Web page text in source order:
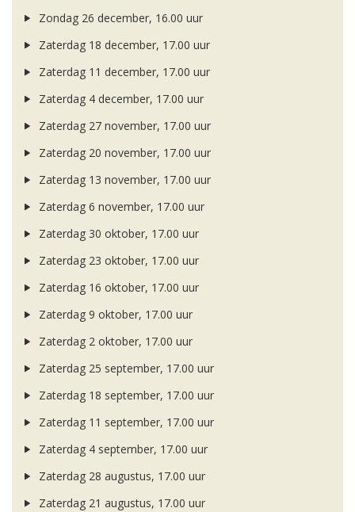
Zondag 26 december, 16.00 uur
Zaterdag 18 december, 17.00 uur
Zaterdag 11 december, 17.00 uur
Zaterdag 4 december, 17.00 uur
Zaterdag 27 november, 17.00 uur
Zaterdag 20 november, 17.00 uur
Zaterdag 13 november, 17.00 uur
Zaterdag 6 november, 17.00 uur
Zaterdag 30 oktober, 17.00 uur
Zaterdag 23 oktober, 17.00 uur
Zaterdag 16 oktober, 17.00 uur
Zaterdag 9 oktober, 17.00 uur
Zaterdag 2 oktober, 17.00 uur
Zaterdag 25 september, 17.00 uur
Zaterdag 18 september, 17.00 uur
Zaterdag 11 september, 17.00 uur
Zaterdag 4 september, 17.00 uur
Zaterdag 28 augustus, 17.00 uur
Zaterdag 21 augustus, 17.00 uur